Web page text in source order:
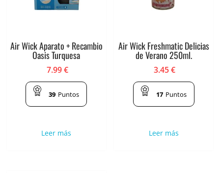
Air Wick Aparato + Recambio
Oasis Turquesa
7.99€
39 Puntos
Leer más
Air Wick Freshmatic Delicias
de Verano 250ml.
3.45€
17 Puntos
Leer más